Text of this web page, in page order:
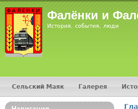
Фалёнки и
История, события, люди
Главное меню
Сельский Маяк Галерея
16+